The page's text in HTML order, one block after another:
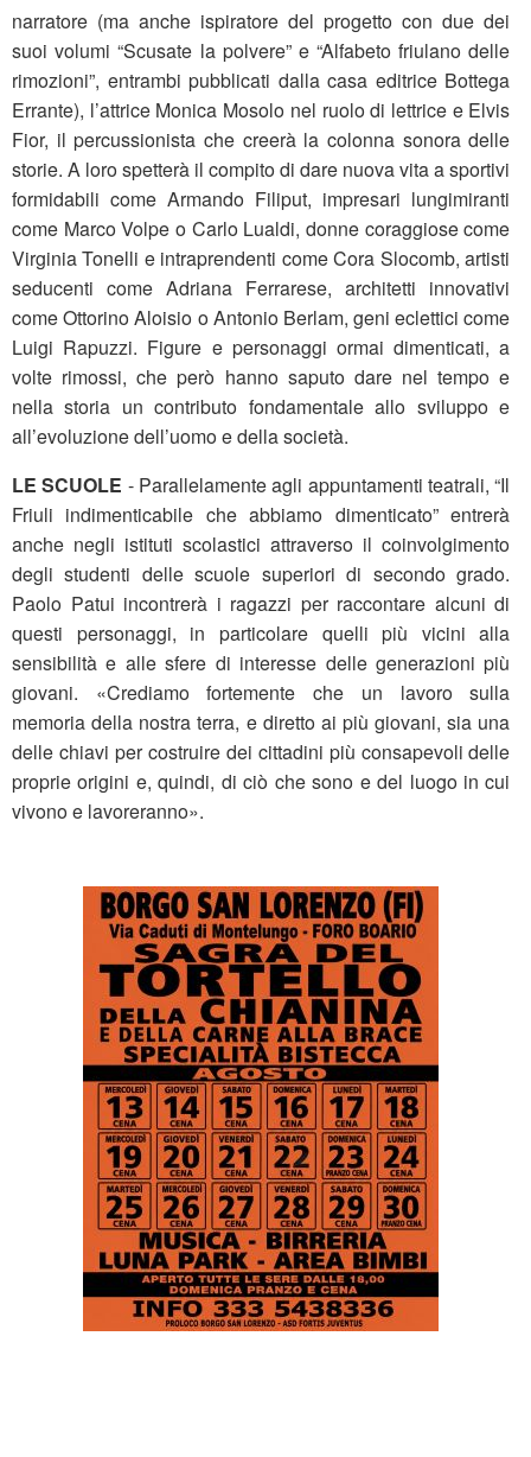
narratore (ma anche ispiratore del progetto con due dei
suoi volumi “Scusate la polvere” e “Alfabeto friulano delle
rimozioni”, entrambi pubblicati dalla casa editrice Bottega
Errante), l’attrice Monica Mosolo nel ruolo di lettrice e Elvis
Fior, il percussionista che creerà la colonna sonora delle
storie. A loro spetterà il compito di dare nuova vita a sportivi
formidabili come Armando Filiput, impresari lungimiranti
come Marco Volpe o Carlo Lualdi, donne coraggiose come
Virginia Tonelli e intraprendenti come Cora Slocomb, artisti
seducenti come Adriana Ferrarese, architetti innovativi
come Ottorino Aloisio o Antonio Berlam, geni eclettici come
Luigi Rapuzzi. Figure e personaggi ormai dimenticati, a
volte rimossi, che però hanno saputo dare nel tempo e
nella storia un contributo fondamentale allo sviluppo e
all’evoluzione dell’uomo e della società.
LE SCUOLE - Parallelamente agli appuntamenti teatrali, “Il
Friuli indimenticabile che abbiamo dimenticato” entrerà
anche negli istituti scolastici attraverso il coinvolgimento
degli studenti delle scuole superiori di secondo grado.
Paolo Patui incontrerà i ragazzi per raccontare alcuni di
questi personaggi, in particolare quelli più vicini alla
sensibilità e alle sfere di interesse delle generazioni più
giovani. «Crediamo fortemente che un lavoro sulla
memoria della nostra terra, e diretto ai più giovani, sia una
delle chiavi per costruire dei cittadini più consapevoli delle
proprie origini e, quindi, di ciò che sono e del luogo in cui
vivono e lavoreranno».